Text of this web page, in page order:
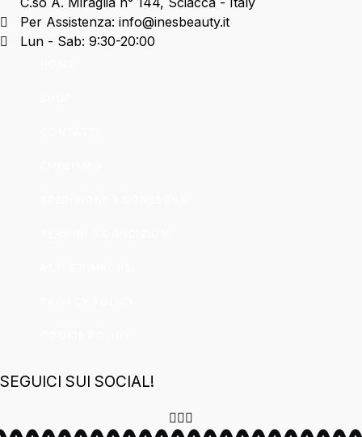
Per Assistenza: info@inesbeauty.it
Lun - Sab: 9:30-20:00
SEGUICI SUI SOCIAL!